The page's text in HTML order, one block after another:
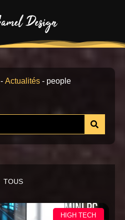
- Actualités - people
TOUS
HIGH TECH